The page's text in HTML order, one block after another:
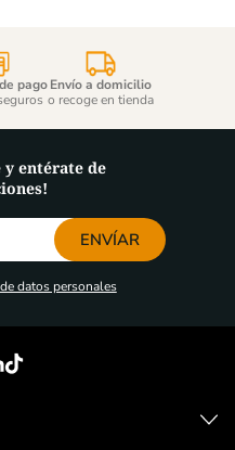
pago Envío a domicilio
o recoge en tienda
y entérate de
ENVÍAR
datos personales